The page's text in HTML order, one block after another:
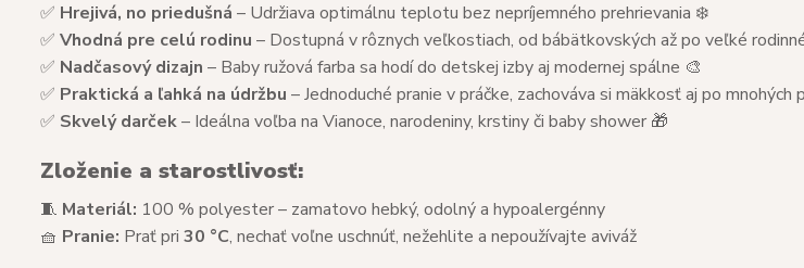
✅ Hrejivá, no priedušná – Udržiava optimálnu teplotu bez nepríjemného prehrievania ❄️
✅ Vhodná pre celú rodinu – Dostupná v rôznych veľkostiach, od bábätkovských až po veľké
✅ Nadčasový dizajn – Baby ružová farba sa hodí do detskej izby aj modernej spálne 🎨
✅ Praktická a ľahká na údržbu – Jednoduché pranie v práčke, zachováva si mäkkosť aj po mnohých
✅ Skvelý darček– Ideálna voľba na Vianoce, narodeniny, krstiny či baby shower 🎁
Zloženie a starostlivosť:
🧵 Materiál: 100 % polyester – zamatovo hebký, odolný a hypoalergénny
🧺 Pranie: Prať pri 30 °C, nechať voľne uschnúť, nežehlite a nepoužívajte aviváž